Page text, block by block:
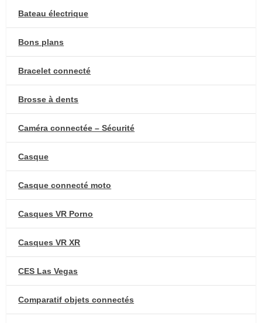
Bateau électrique
Bons plans
Bracelet connecté
Brosse à dents
Caméra connectée – Sécurité
Casque
Casque connecté moto
Casques VR Porno
Casques VR XR
CES Las Vegas
Comparatif objets connectés